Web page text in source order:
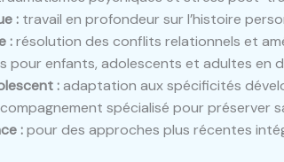
: travail en profondeur sur l’histoire
:résolution des conflits relationnels et
pour enfants, adolescents et adultes en
:adaptation aux spécificités
spécialisé pour préserver
:pour des approches plus récentes